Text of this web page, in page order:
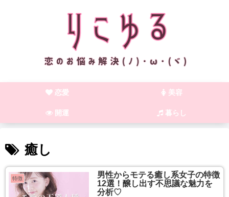
恋愛 美容
開運 暮らし
癒し
特徴
男性からモテる癒し系女子の特徴
12選！醸し出す不思議な魅力を
分析♡